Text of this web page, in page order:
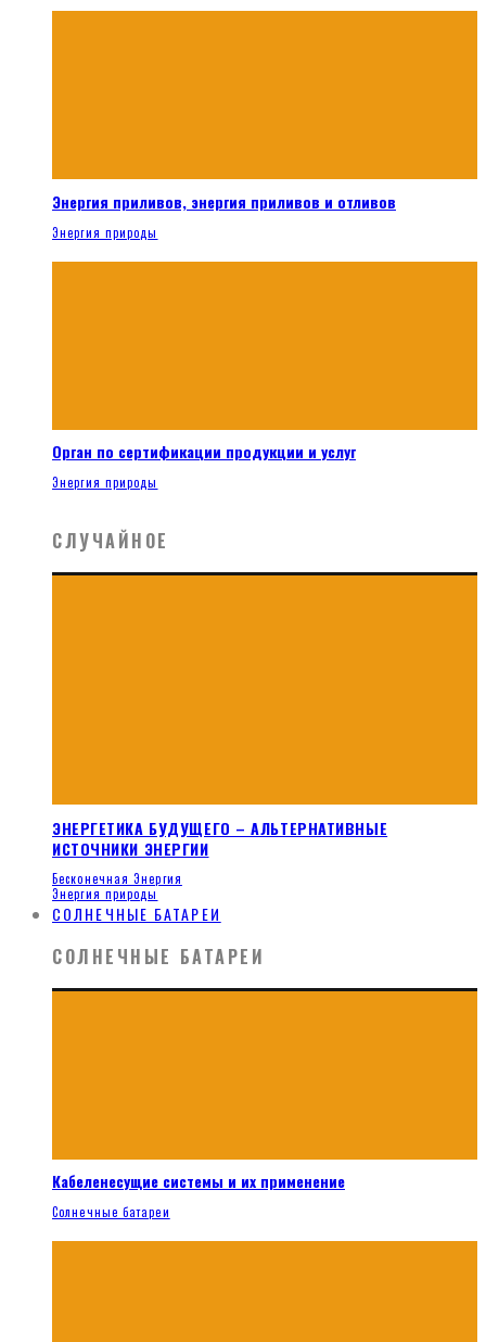
Энергия приливов, энергия приливов и отливов
Энергия природы
Орган по сертификации продукции и услуг
Энергия природы
СЛУЧАЙНОЕ
ЭНЕРГЕТИКА БУДУЩЕГО – АЛЬТЕРНАТИВНЫЕ
ИСТОЧНИКИ ЭНЕРГИИ
Бесконечная Энергия
Энергия природы
СОЛНЕЧНЫЕ БАТАРЕИ
СОЛНЕЧНЫЕ БАТАРЕИ
Кабеленесущие системы и их применение
Солнечные батареи